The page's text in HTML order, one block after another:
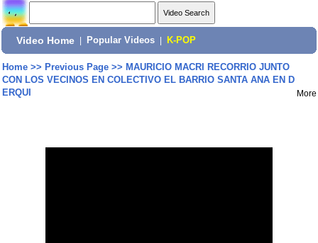
Video Home Popular Videos K-POP
Home>> Previous Page>> MAURICIO MACRI RECORRIO JUNTO
CON LOS VECINOS EN COLECTIVO EL BARRIO SANTA ANA EN D
ERQUI
More